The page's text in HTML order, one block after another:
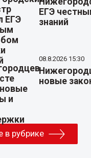
ЕГЭ
знаний
08.8.2026 15:30
новые
в рубрике